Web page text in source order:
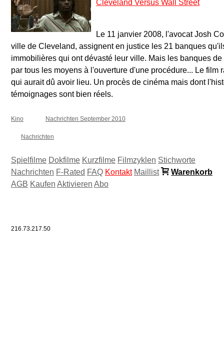
Cleveland Versus Wall Street
Le 11 janvier 2008, l'avocat Josh
ville de Cleveland, assignent en justice les 21 banques
immobilières qui ont dévasté leur ville. Mais les banques
par tous les moyens à l'ouverture d'une procédure... Le film
qui aurait dû avoir lieu. Un procès de cinéma mais dont
témoignages sont bien réels.
Kino Nachrichten September 2010
Nachrichten
Spielfilme Dokfilme Kurzfilme Filmzyklen Stichworte
Nachrichten F-Rated FAQ Kontakt Maillist
Warenkorb
AGB Kaufen Aktivieren Abo
216.73.217.50